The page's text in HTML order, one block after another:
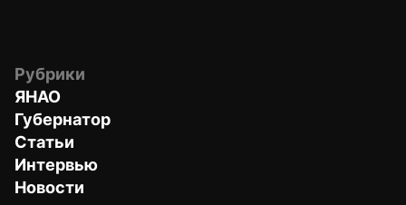
Рубрики
ЯНАО
Губернатор
Статьи
Интервью
Новости